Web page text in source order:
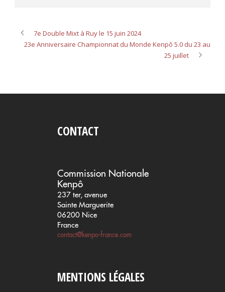
7e Double Mixt à Ruy le 15 juin 2024
23e Anniversaire Championnat du Monde Kenpô 5.0 du 23 au
25 juillet
CONTACT
Commission Nationale
Kenpô
237 ter, avenue
Sainte Marguerite
06200 Nice
France
contact@kenpo-france.com
MENTIONS LÉGALES